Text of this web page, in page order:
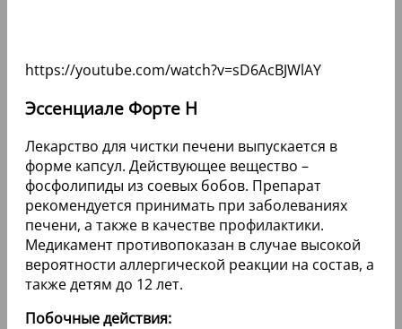
https://youtube.com/watch?v=sD6AcBJWlAY
Эссенциале Форте Н
Лекарство для чистки печени выпускается в
форме капсул. Действующее вещество –
фосфолипиды из соевых бобов. Препарат
рекомендуется принимать при заболеваниях
печени, а также в качестве профилактики.
Медикамент противопоказан в случае высокой
вероятности аллергической реакции на состав, а
также детям до 12 лет.
Побочные действия: